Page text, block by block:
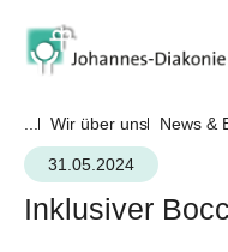
... Wir über uns News &
31.05.2024
Inklusiver